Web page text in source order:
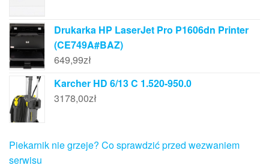
Drukarka HP LaserJet Pro P1606dn Printer
(CE749A#BAZ)
649,99zł
Karcher HD 6/13 C 1.520-950.0
3178,00zł
Piekarnik nie grzeje? Co sprawdzić przed wezwaniem
serwisu